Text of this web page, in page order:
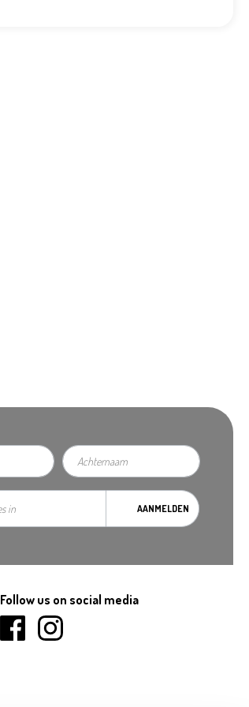
AANMELDEN
Follow us on social media